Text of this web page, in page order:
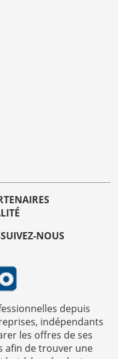
SUIVEZ-NOUS
depuis
indépendants
les offres de ses
afin de trouver une